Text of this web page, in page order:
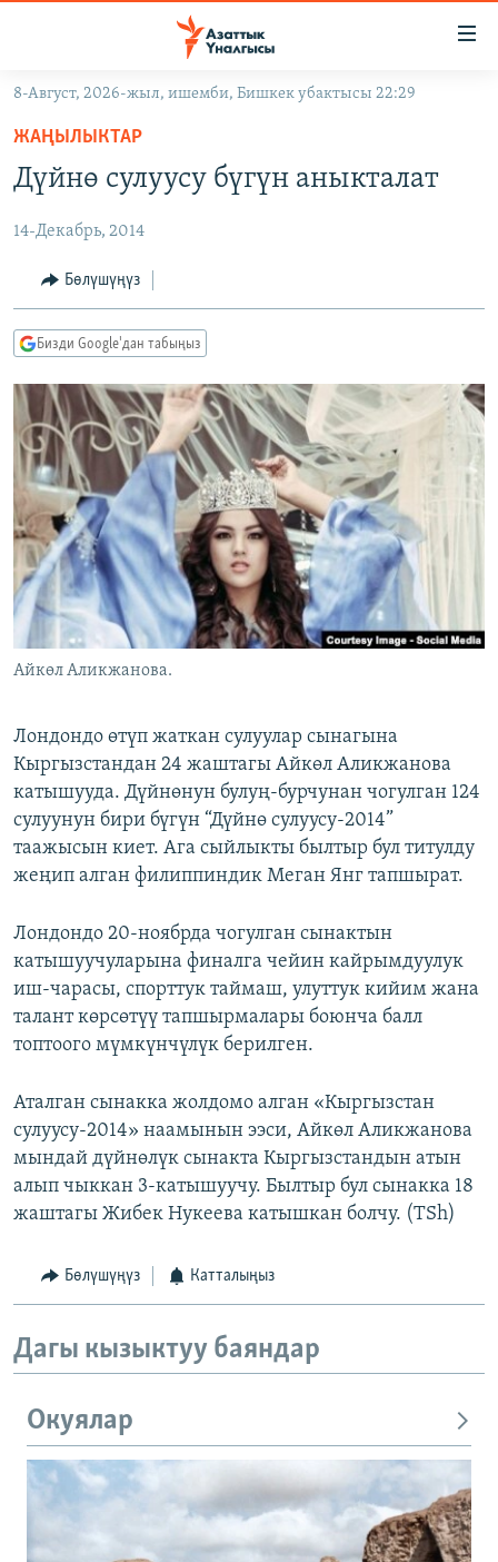
Навигацияга
өтүңүз
Издөөгө
салыңызКЫРГЫЗСТАН
САЯСАТ
ЭКОНОМИКА
ДҮЙНӨ
ДҮЙНӨ
БОРБОР АЗИЯ
УКРАИНА
АТАЙЫН ИЛИКТӨӨ
БҮГҮН АЗАТТЫКТА
ЭКСПЕРТТЕР ТАЛДАЙТ
БИЗ ЖАНА ДҮЙНӨ
ДАНИСТЕ
ЭЖЕ-СИҢДИЛЕР
АЗАТТЫК+
ЫҢГАЙСЫЗ СУРООЛОР
ПОДКАСТ
ӨЗГӨЧӨ ПИКИР
Русский
ОНЛАЙН ШЕРИНЕ
ЭЕ/АРнун бардык сайттары
8-Август, 2026-жыл, ишемби, Бишкек убактысы 22:29
ЖАҢЫЛЫКТАР
Дүйнө сулуусу бүгүн аныкталат
14-Декабрь, 2014
Бөлүшүңүз
Бизди Google'дан табыңыз
Айкөл Аликжанова.
Лондондо өтүп жаткан сулуулар сынагына
Кыргызстандан 24 жаштагы Айкөл Аликжанова
катышууда. Дүйнөнун булуң-бурчунан чогулган 124
сулуунун бири бүгүн “Дүйнө сулуусу-2014”
таажысын киет. Ага сыйлыкты былтыр бул титулду
жеңип алган филиппиндик Меган Янг тапшырат.
Лондондо 20-ноябрда чогулган сынактын
катышуучуларына финалга чейин кайрымдуулук
иш-чарасы, спорттук таймаш, улуттук кийим жана
талант көрсөтүү тапшырмалары боюнча балл
топтоого мүмкүнчүлүк берилген.
Аталган сынакка жолдомо алган «Кыргызстан
сулуусу-2014» наамынын ээси, Айкөл Аликжанова
мындай дүйнөлүк сынакта Кыргызстандын атын
алып чыккан 3-катышуучу. Былтыр бул сынакка 18
жаштагы Жибек Нукеева катышкан болчу. (TSh)
Бөлүшүңүз Катталыңыз
Дагы кызыктуу баяндар
Окуялар